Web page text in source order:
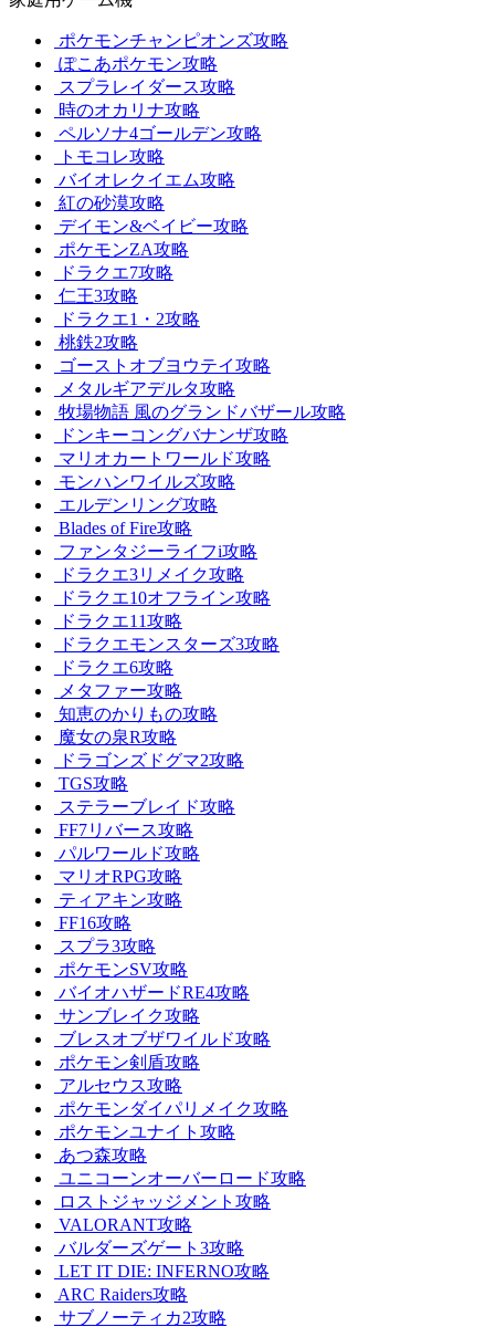
ポケモンチャンピオンズ攻略
ぽこあポケモン攻略
スプラレイダース攻略
時のオカリナ攻略
ペルソナ4ゴールデン攻略
トモコレ攻略
バイオレクイエム攻略
紅の砂漠攻略
デイモン&ベイビー攻略
ポケモンZA攻略
ドラクエ7攻略
仁王3攻略
ドラクエ1・2攻略
桃鉄2攻略
ゴーストオブヨウテイ攻略
メタルギアデルタ攻略
牧場物語 風のグランドバザール攻略
ドンキーコングバナンザ攻略
マリオカートワールド攻略
モンハンワイルズ攻略
エルデンリング攻略
Blades of Fire攻略
ファンタジーライフi攻略
ドラクエ3リメイク攻略
ドラクエ10オフライン攻略
ドラクエ11攻略
ドラクエモンスターズ3攻略
ドラクエ6攻略
メタファー攻略
知恵のかりもの攻略
魔女の泉R攻略
ドラゴンズドグマ2攻略
TGS攻略
ステラーブレイド攻略
FF7リバース攻略
パルワールド攻略
マリオRPG攻略
ティアキン攻略
FF16攻略
スプラ3攻略
ポケモンSV攻略
バイオハザードRE4攻略
サンブレイク攻略
ブレスオブザワイルド攻略
ポケモン剣盾攻略
アルセウス攻略
ポケモンダイパリメイク攻略
ポケモンユナイト攻略
あつ森攻略
ユニコーンオーバーロード攻略
ロストジャッジメント攻略
VALORANT攻略
バルダーズゲート3攻略
LET IT DIE: INFERNO攻略
ARC Raiders攻略
サブノーティカ2攻略